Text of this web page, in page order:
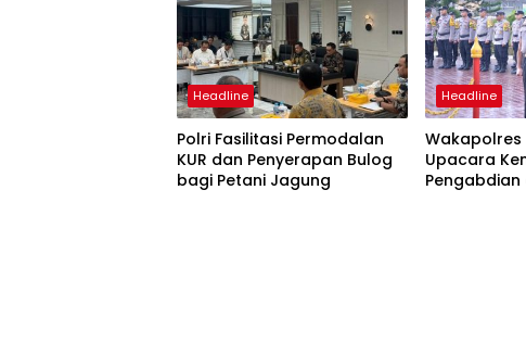
Headline
Polri Fasilitasi Permodalan
KUR dan Penyerapan Bulog
bagi Petani Jagung
Headline
Wakapolres
Upacara
Pengabdian